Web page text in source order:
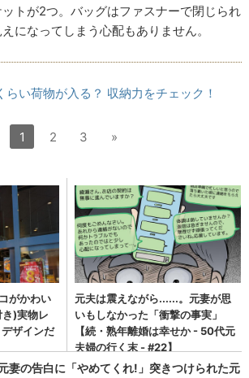
トが2つ。バッグはファスナーで閉じられ
になってしまう心配もありません。
らい荷物が入る？ 収納力をチェック！
1 2 3 »